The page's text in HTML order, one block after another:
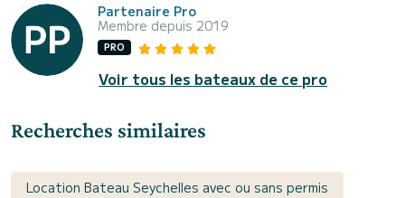
Partenaire Pro
Membre depuis 2019
PRO
Voir tous les bateaux de ce pro
Recherches similaires
Location Bateau Seychelles avec ou sans permis